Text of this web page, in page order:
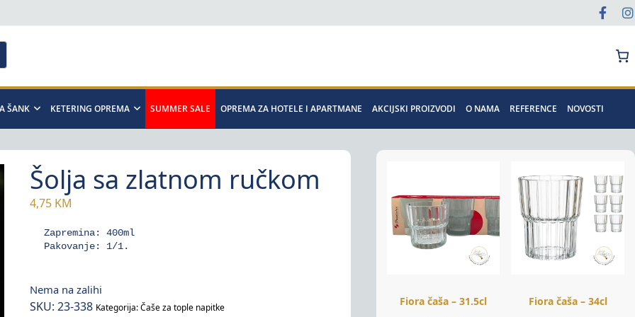
ŠANK KETERING OPREMA SUMMER SALE OPREMA ZA HOTELE I APARTMANE AKCIJSKI PROIZVODI O NAMA REFERENCE NOVOSTI
Šolja sa zlatnom ručkom
4,75 KM
Zapremina: 400ml
Pakovanje: 1/1.
Nema na zalihi
SKU: 23-338 Kategorija:Čaše za tople napitke
Fiora čaša – 31.5cl
Fiora čaša – 34cl